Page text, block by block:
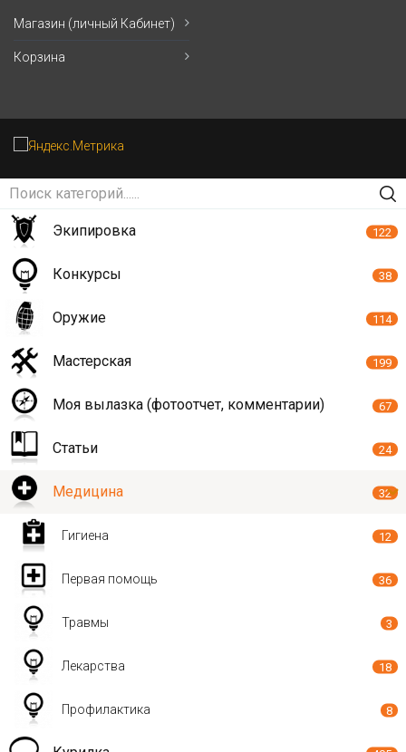
Магазин (личный Кабинет)
Корзина
Экипировка 122
Конкурсы 38
Оружие 114
Мастерская 199
Моя вылазка (фотоотчет, комментарии) 67
Статьи 24
Медицина 32
Гигиена 12
Первая помощь 36
Травмы 3
Лекарства 18
Профилактика 8